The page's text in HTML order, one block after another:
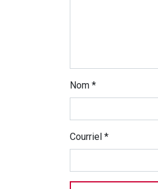
Nom *
Courriel *